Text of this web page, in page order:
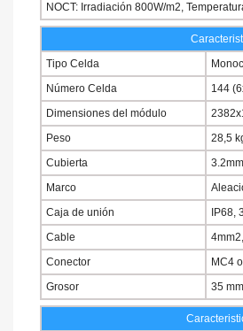
NOCT: Irradiación 800W/m2,
Tipo Celda
Número Celda
144
Dimensiones del módulo
Peso
28,5
Cubierta
Marco
Caja de unión
IP68,
Cable
Conector
MC4
Grosor
35 mm